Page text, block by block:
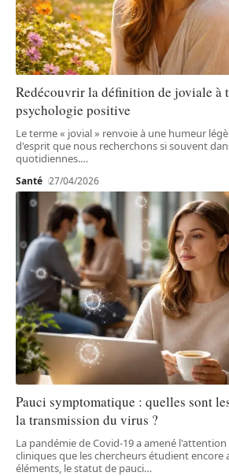
Redécouvrir la définition de joviale à
psychologie positive
Le terme « jovial » renvoie à une humeur
d'esprit que nous recherchons si souvent
quotidiennes.…
Santé 27/04/2026
Pauci symptomatique : quelles sont
la transmission du virus ?
La pandémie de Covid-19 a amené
cliniques que les chercheurs étudient encore
éléments, le statut de pauci…